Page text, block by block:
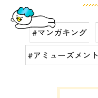
#マンガキング
#アミューズメント